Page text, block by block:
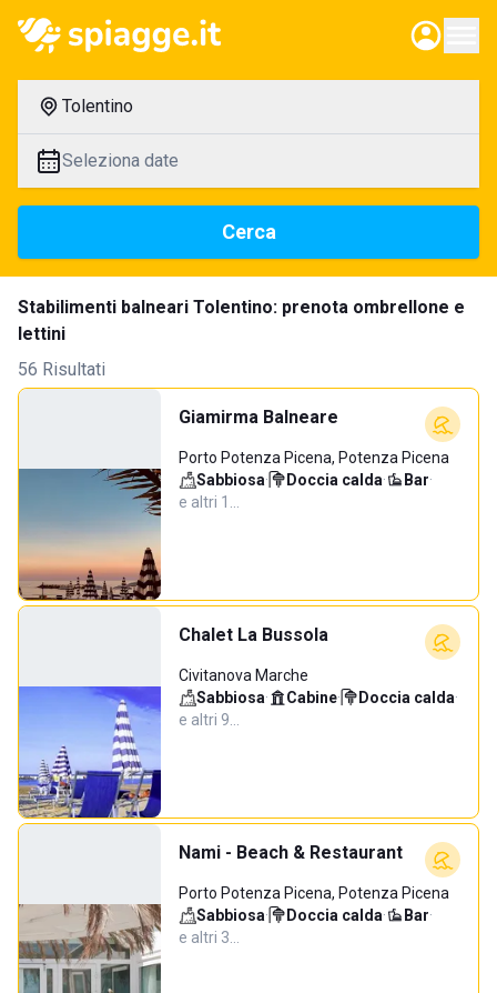
Tolentino
Seleziona date
Cerca
Stabilimenti balneari Tolentino: prenota ombrellone e
lettini
56 Risultati
Giamirma Balneare
Porto Potenza Picena, Potenza Picena
Sabbiosa· Doccia calda· Bar·
e altri 1…
Chalet La Bussola
Civitanova Marche
Sabbiosa· Cabine· Doccia calda·
e altri 9…
Nami - Beach & Restaurant
Porto Potenza Picena, Potenza Picena
Sabbiosa· Doccia calda· Bar·
e altri 3…